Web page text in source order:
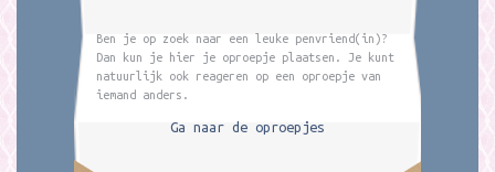
Ben je op zoek naar een leuke penvriend(in)?
Dan kun je hier je oproepje plaatsen. Je kunt
natuurlijk ook reageren op een oproepje van
iemand anders.
Ga naar de oproepjes